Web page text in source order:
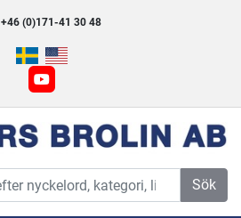
+46 (0)171-41 30 48
youtube
Sök